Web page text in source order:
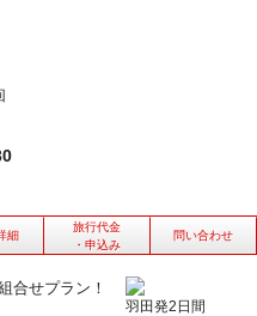
細
旅行代金
・申込み
問い合わせ
羽田発2日間
合せプラン！